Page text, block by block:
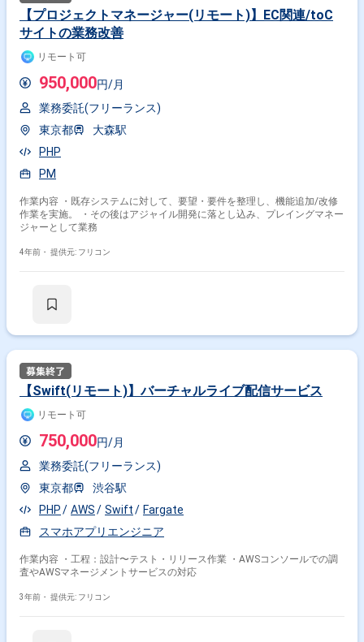
【プロジェクトマネージャー(リモート)】EC関連/toC
サイトの業務改善
リモート可
950,000円/月
業務委託(フリーランス)
東京都
大森駅
PHP
PM
作業内容 ・既存システムに対して、要望・要件を整理し、機能追加/改修
作業を実施。 ・その後はアジャイル開発に落とし込み、プレイングマネー
ジャーとして業務
4年前・ 提供元: フリコン
【Swift(リモート)】バーチャルライブ配信サービス
リモート可
750,000円/月
業務委託(フリーランス)
東京都
渋谷駅
PHP
AWS Swift
Fargate
スマホアプリエンジニア
作業内容 ・工程：設計〜テスト・リリース作業 ・AWSコンソールでの調
査やAWSマネージメントサービスの対応
3年前・ 提供元: フリコン